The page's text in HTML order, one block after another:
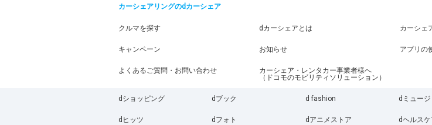
カーシェアリングのdカーシェア
クルマを探す dカーシェアとは カーシェ
キャンペーン お知らせ アプリの
よくあるご質問・お問い合わせ
カーシェア・レンタカー事業者様へ
（ドコモのモビリティソリューション）
dショッピング dブック d fashion dミュージ
dヒッツ dフォト dアニメストア dヘルスケ